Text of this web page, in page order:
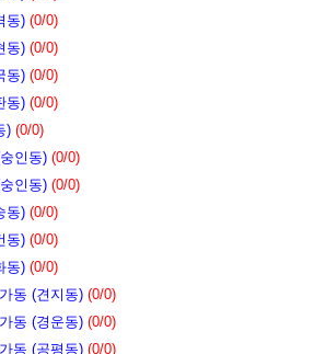
동) (0/0)
동) (0/0)
동) (0/0)
동) (0/0)
) (0/0)
인동) (0/0)
인동) (0/0)
동) (0/0)
동) (0/0)
동) (0/0)
동 (견지동) (0/0)
동 (경운동) (0/0)
동 (공평동) (0/0)